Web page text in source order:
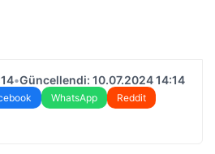
•Güncellendi: 10.07.2024 14:14
WhatsApp
Reddit